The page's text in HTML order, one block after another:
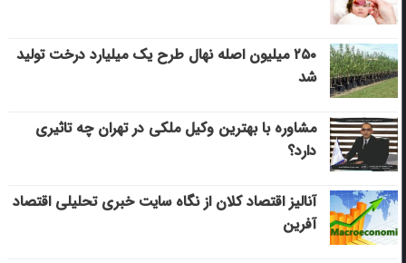
۲۵۰ میلیون اصله نهال طرح یک میلیارد درخت تولید
شد
مشاوره با بهترین وکیل ملکی در تهران چه تاثیری
دارد؟
آنالیز اقتصاد کلان از نگاه سایت خبری تحلیلی اقتصاد
آفرین